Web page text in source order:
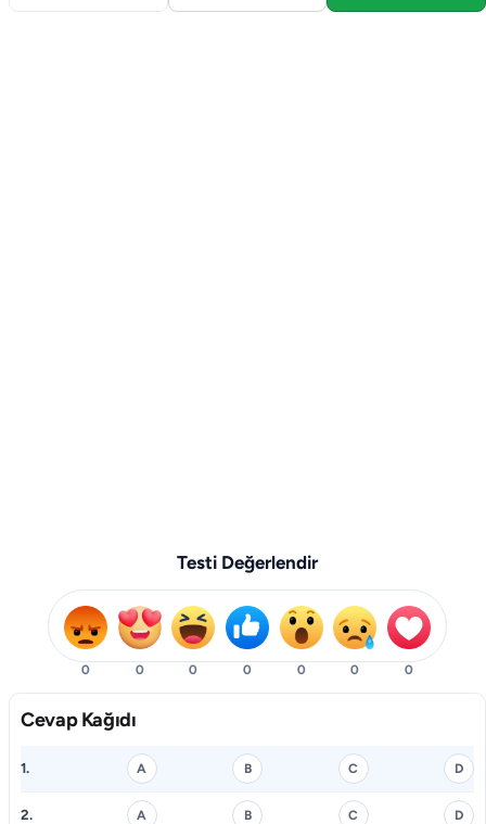
Testi Değerlendir
0 0 0 0 0 0 0
Cevap Kağıdı
1. A B C D
2. A B C D